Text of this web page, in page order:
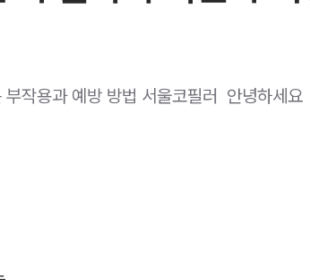
작용과 예방 방법 서울코필러 ​ 안녕하세요